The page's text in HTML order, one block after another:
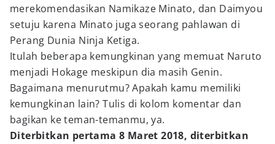
merekomendasikan Namikaze Minato, dan Daimyou
setuju karena Minato juga seorang pahlawan di
Perang Dunia Ninja Ketiga.
Itulah beberapa kemungkinan yang memuat Naruto
menjadi Hokage meskipun dia masih Genin.
Bagaimana menurutmu? Apakah kamu memiliki
kemungkinan lain? Tulis di kolom komentar dan
bagikan ke teman-temanmu, ya.
Diterbitkan pertama 8 Maret 2018, diterbitkan